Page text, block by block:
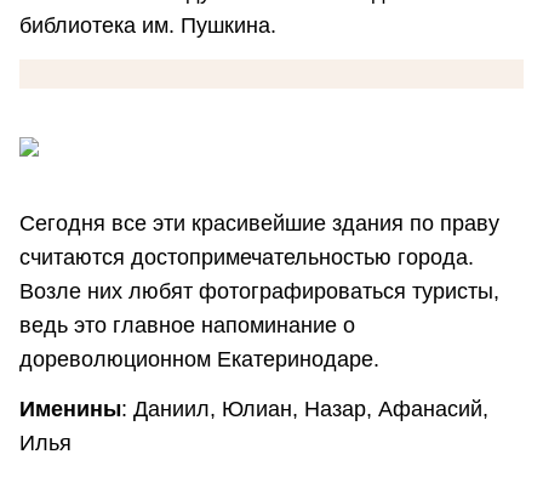
библиотека им. Пушкина.
Сегодня все эти красивейшие здания по праву
считаются достопримечательностью города.
Возле них любят фотографироваться туристы,
ведь это главное напоминание о
дореволюционном Екатеринодаре.
Именины: Даниил, Юлиан, Назар, Афанасий,
Илья